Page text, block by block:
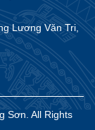
Lương Văn Tri,
Sơn. All Rights